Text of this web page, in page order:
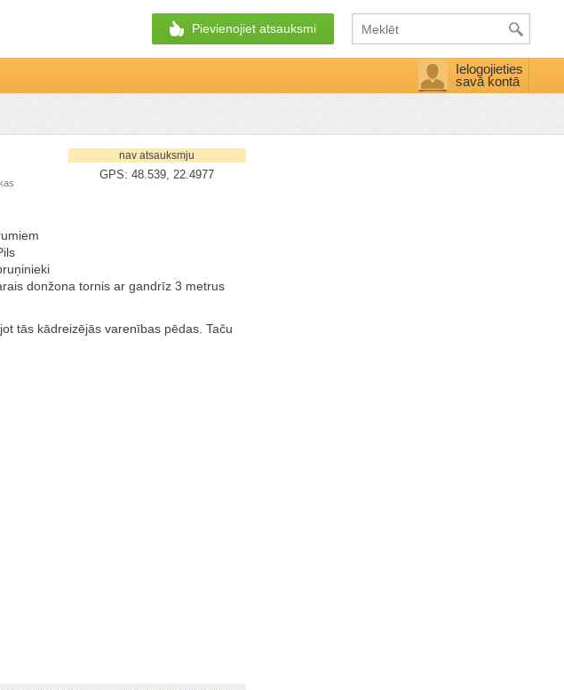
Pievienojiet atsauksmi
Ielogojieties
savā kontā
nav atsauksmju
GPS: 48.539, 22.4977
donžona tornis ar gandrīz 3 metrus
tās kādreizējās varenības pēdas. Taču